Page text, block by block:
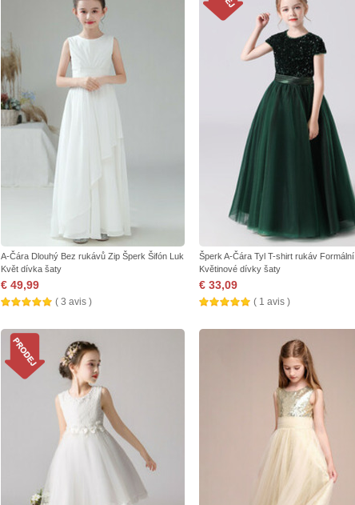
A-Čára Dlouhý Bez rukávů Zip Šperk Šifón Luk
Květ dívka šaty
€ 49,99
( 3 avis )
Šperk A-Čára Tyl T-shirt rukáv Formální
Květinové dívky šaty
€ 33,09
( 1 avis )